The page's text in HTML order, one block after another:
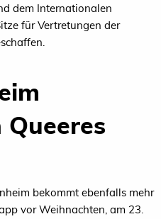
dem Internationalen
für Vertretungen der
bekommt ebenfalls mehr
vor Weihnachten, am 23.